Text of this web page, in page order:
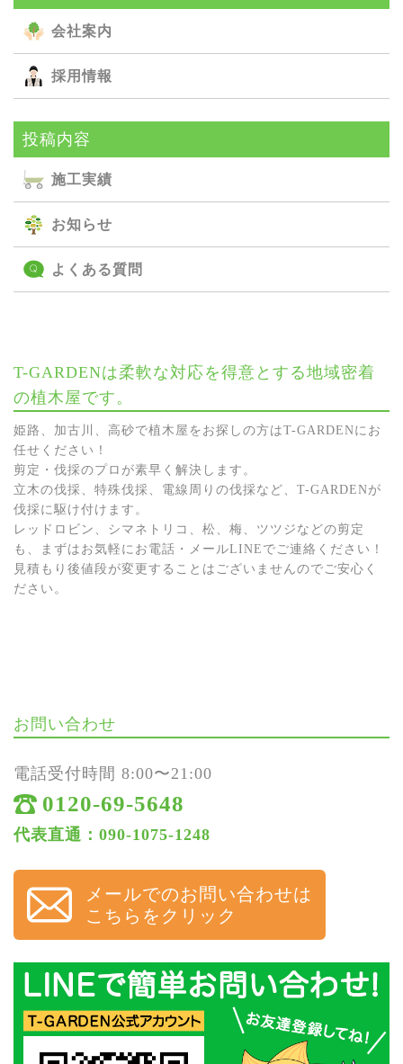
会社案内
採用情報
投稿内容
施⼯実績
お知らせ
よくある質問
T-GARDENは柔軟な対応を得意とする地域密着
の植木屋です。
姫路、加古川、高砂で植木屋をお探しの方はT-GARDENにお
任せください！
剪定・伐採のプロが素早く解決します。
立木の伐採、特殊伐採、電線周りの伐採など、T-GARDENが
伐採に駆け付けます。
レッドロビン、シマネトリコ、松、梅、ツツジなどの剪定
も、まずはお気軽にお電話・メールLINEでご連絡ください！
見積もり後値段が変更することはございませんのでご安心く
ださい。
お問い合わせ
電話受付時間 8:00〜21:00
0120-69-5648
代表直通：090-1075-1248
メールでのお問い合わせは
こちらをクリック